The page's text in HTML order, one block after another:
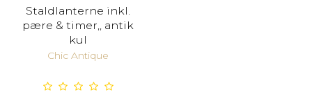
Staldlanterne inkl.
pære & timer,, antik
kul
Chic Antique